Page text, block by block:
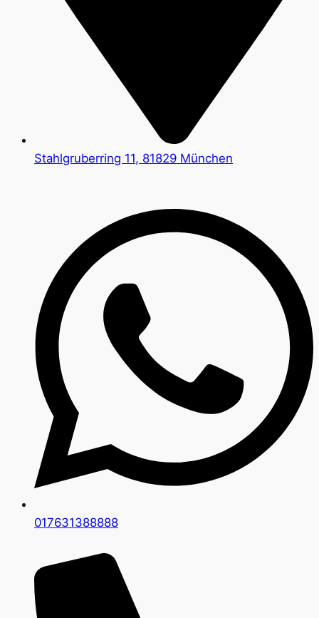
Stahlgruberring 11, 81829 München
017631388888